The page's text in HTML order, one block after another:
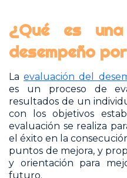
¿Qué es
desempeño
Laevaluación del
es un proceso de
resultados de un
con los objetivos
evaluación se realiza
el éxito en la
puntos de mejora, y
y orientación para
futuro.